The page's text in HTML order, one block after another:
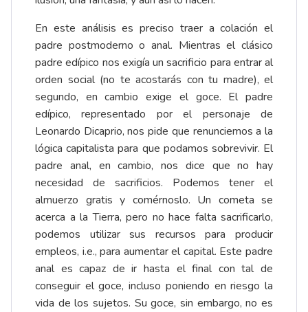
En este análisis es preciso traer a colación el
padre postmoderno o anal. Mientras el clásico
padre edípico nos exigía un sacrificio para entrar al
orden social (no te acostarás con tu madre), el
segundo, en cambio exige el goce. El padre
edípico, representado por el personaje de
Leonardo Dicaprio, nos pide que renunciemos a la
lógica capitalista para que podamos sobrevivir. El
padre anal, en cambio, nos dice que no hay
necesidad de sacrificios. Podemos tener el
almuerzo gratis y comérnoslo. Un cometa se
acerca a la Tierra, pero no hace falta sacrificarlo,
podemos utilizar sus recursos para producir
empleos, i.e., para aumentar el capital. Este padre
anal es capaz de ir hasta el final con tal de
conseguir el goce, incluso poniendo en riesgo la
vida de los sujetos. Su goce, sin embargo, no es